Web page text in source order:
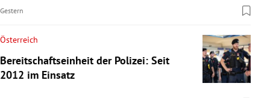
Gestern
Österreich
Bereitschaftseinheit der Polizei: Seit
2012 im Einsatz